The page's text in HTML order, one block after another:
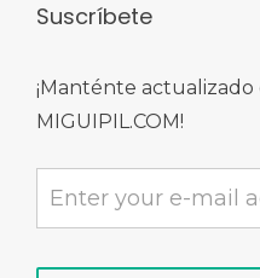
Suscríbete
¡Manténte
MIGUIPIL.COM!